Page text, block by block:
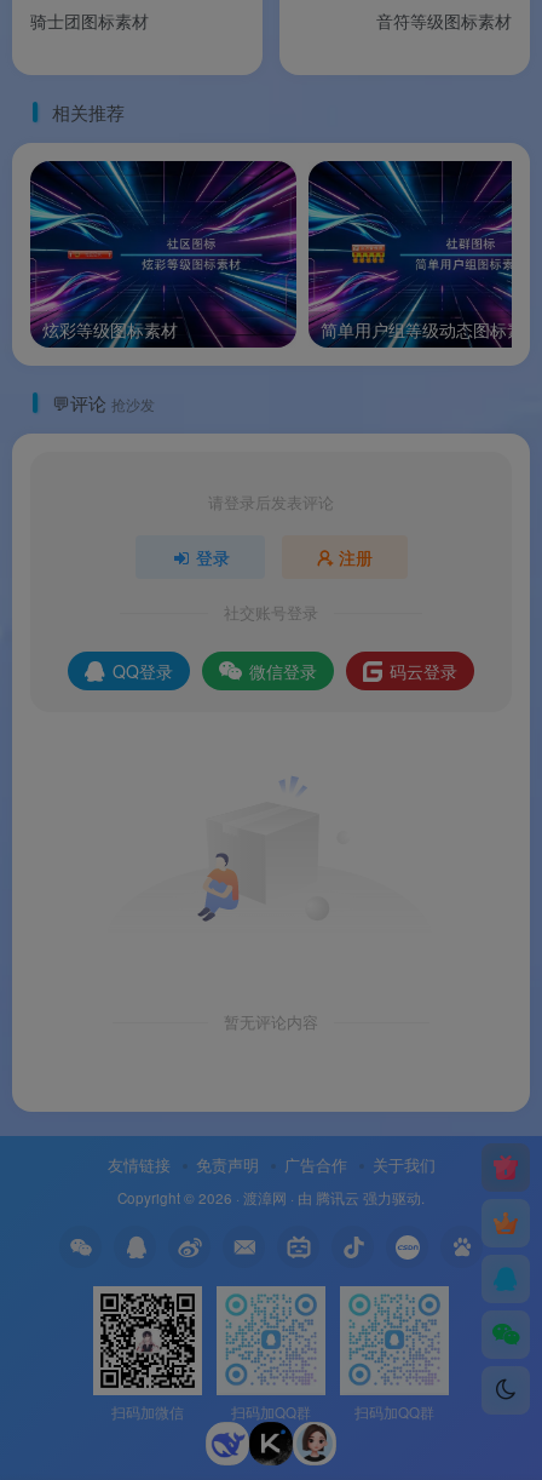
骑士团图标素材
音符等级图标素材
相关推荐
炫彩等级图标素材 简单用户组等级动态图标素材
💬评论 抢沙发
请登录后发表评论
登录 注册
社交账号登录
QQ登录 微信登录 码云登录
暂无评论内容
友情链接 免责声明 广告合作 关于我们
Copyright © 2026 · 渡漳网 · 由 腾讯云 强力驱动.
扫码加微信 扫码加QQ群 扫码加QQ群